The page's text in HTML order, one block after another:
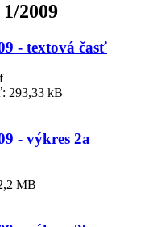
2009
- textová časť
293,33 kB
- výkres 2a
MB